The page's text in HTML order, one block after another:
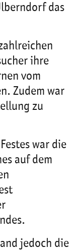
das
ihre
vom
Zudem war
zu
war die
auf dem
jedoch die